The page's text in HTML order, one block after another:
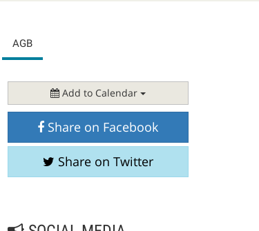
AGB
Add to Calendar
Share on Facebook
Share on Twitter